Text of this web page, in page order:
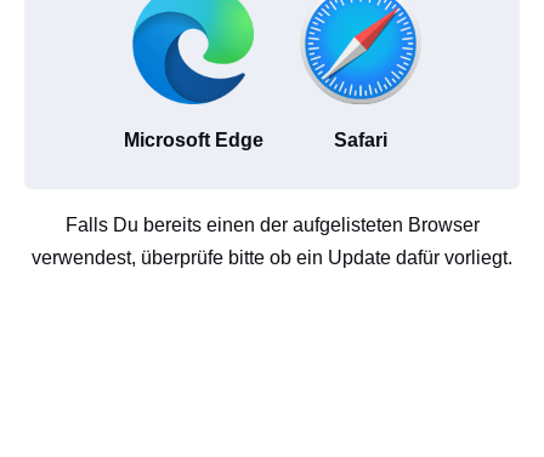
Microsoft Edge Safari
Falls Du bereits einen der aufgelisteten Browser
verwendest, überprüfe bitte ob ein Update dafür vorliegt.